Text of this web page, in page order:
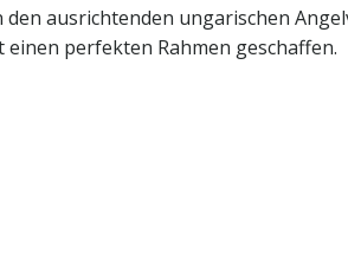
den ausrichtenden ungarischen
perfekten Rahmen geschaffen.